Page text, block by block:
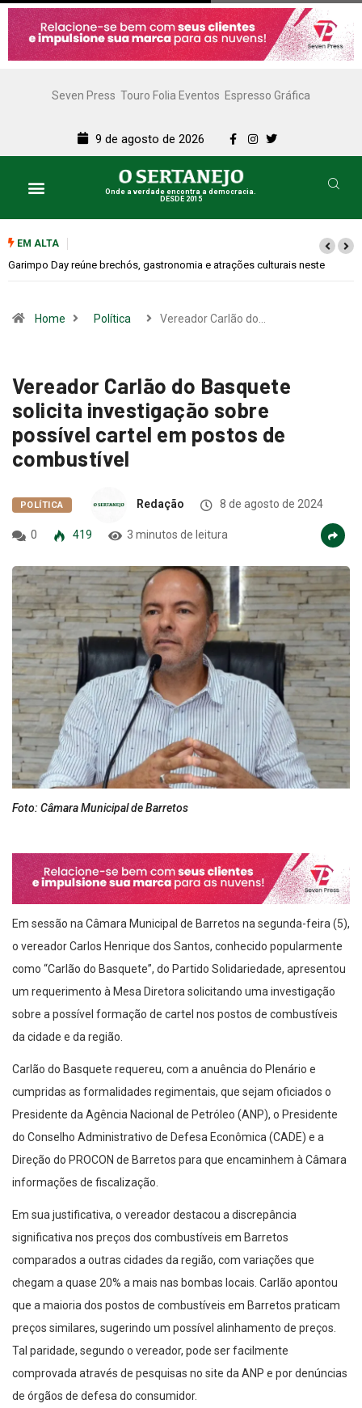
Seven Press Touro Folia Eventos Espresso Gráfica
9 de agosto de 2026
Onde a verdade encontra a democracia.
DESDE 2015
EM ALTA
Bugonia transforma paranoia e conspiração em um suspense imprevisível
Home Política Vereador Carlão do…
Vereador Carlão do Basquete
solicita investigação sobre
possível cartel em postos de
combustível
POLÍTICA Redação 8 de agosto de 2024
0 419 3 minutos de leitura
Foto: Câmara Municipal de Barretos
Em sessão na Câmara Municipal de Barretos na segunda-feira (5),
o vereador Carlos Henrique dos Santos, conhecido popularmente
como “Carlão do Basquete”, do Partido Solidariedade, apresentou
um requerimento à Mesa Diretora solicitando uma investigação
sobre a possível formação de cartel nos postos de combustíveis
da cidade e da região.
Carlão do Basquete requereu, com a anuência do Plenário e
cumpridas as formalidades regimentais, que sejam oficiados o
Presidente da Agência Nacional de Petróleo (ANP), o Presidente
do Conselho Administrativo de Defesa Econômica (CADE) e a
Direção do PROCON de Barretos para que encaminhem à Câmara
informações de fiscalização.
Em sua justificativa, o vereador destacou a discrepância
significativa nos preços dos combustíveis em Barretos
comparados a outras cidades da região, com variações que
chegam a quase 20% a mais nas bombas locais. Carlão apontou
que a maioria dos postos de combustíveis em Barretos praticam
preços similares, sugerindo um possível alinhamento de preços.
Tal paridade, segundo o vereador, pode ser facilmente
comprovada através de pesquisas no site da ANP e por denúncias
de órgãos de defesa do consumidor.